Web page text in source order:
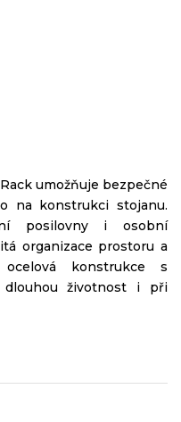
umožňuje bezpečné
na konstrukci stojanu.
posilovny i osobní
organizace prostoru a
konstrukce s
dlouhou životnost i při